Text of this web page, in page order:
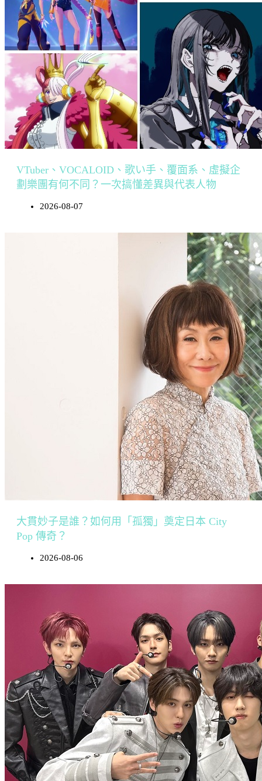
VTuber、VOCALOID、歌い手、覆面系、虛擬企
劃樂團有何不同？一次搞懂差異與代表人物
2026-08-07
大貫妙子是誰？如何用「孤獨」奠定日本 City
Pop 傳奇？
2026-08-06